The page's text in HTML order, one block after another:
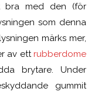
bra med den (för
som denna
märks mer,
av ett rubberdome
brytare. Under
gummit